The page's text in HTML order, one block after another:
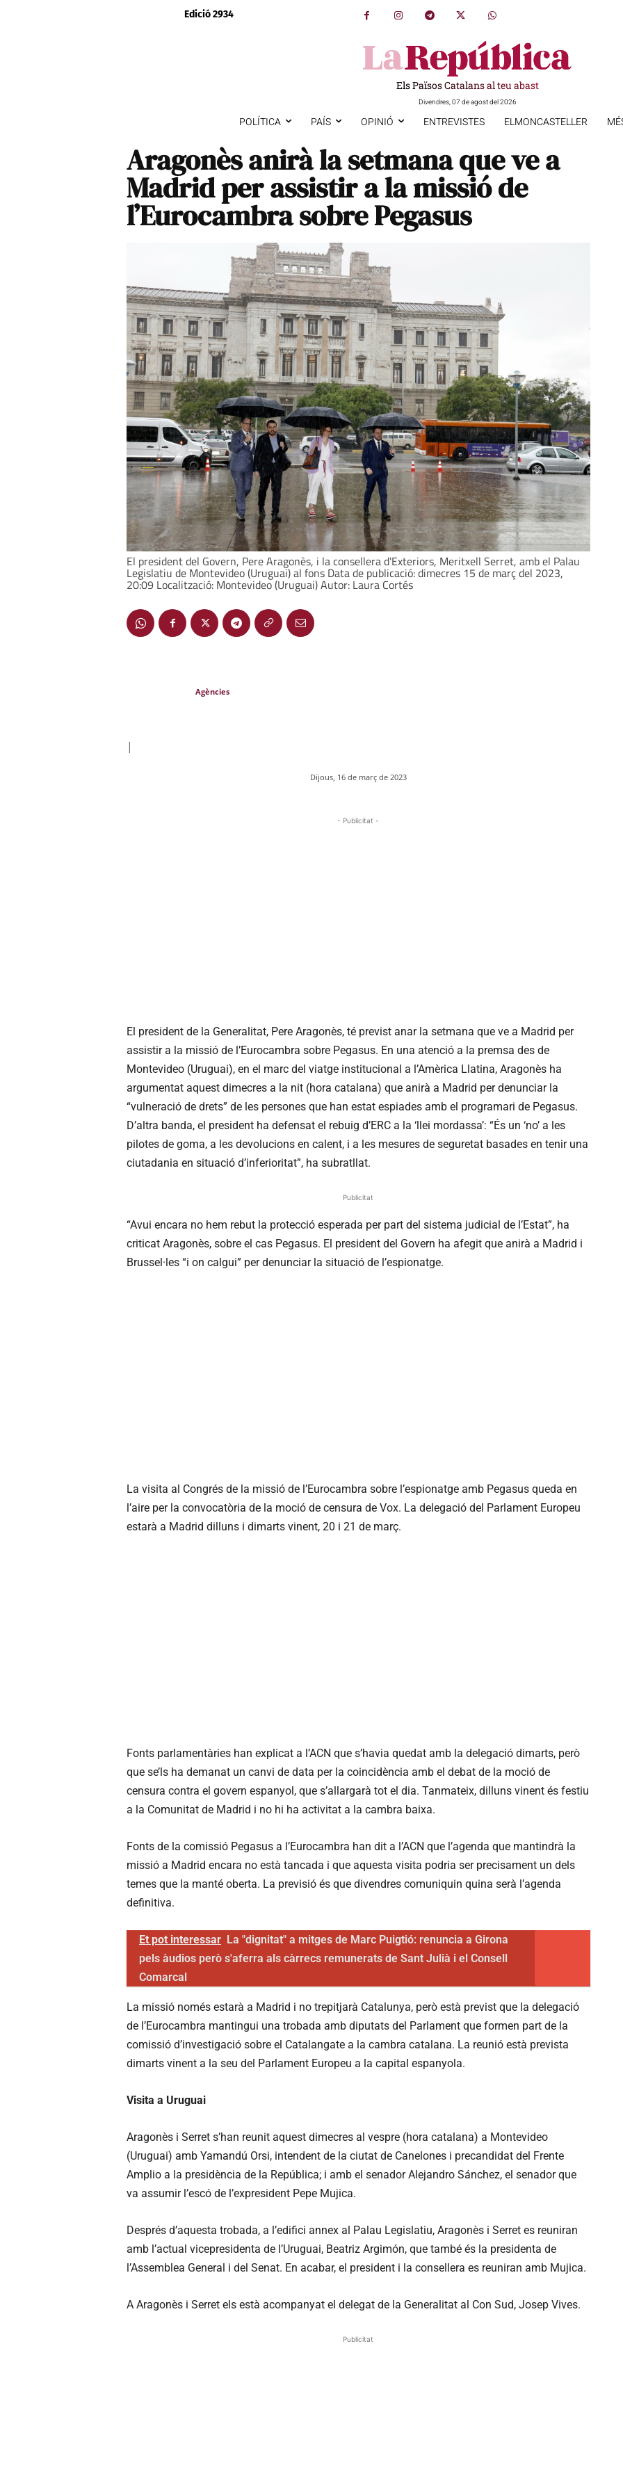
Edició 2934
Els Països Catalans al teu abast
Divendres, 07 de agost del 2026
POLÍTICA PAÍS OPINIÓ ENTREVISTES ELMONCASTELLER
Aragonès anirà la setmana que ve a
Madrid per assistir a la missió de
l’Eurocambra sobre Pegasus
El president del Govern, Pere Aragonès, i la consellera d'Exteriors, Meritxell Serret, amb el Palau
Legislatiu de Montevideo (Uruguai) al fons Data de publicació: dimecres 15 de març del 2023,
20:09 Localització: Montevideo (Uruguai) Autor: Laura Cortés
Agències
|
Dijous, 16 de març de 2023
- Publicitat -
El president de la Generalitat, Pere Aragonès, té previst anar la setmana que ve a Madrid per
assistir a la missió de l’Eurocambra sobre Pegasus. En una atenció a la premsa des de
Montevideo (Uruguai), en el marc del viatge institucional a l’Amèrica Llatina, Aragonès ha
argumentat aquest dimecres a la nit (hora catalana) que anirà a Madrid per denunciar la
“vulneració de drets” de les persones que han estat espiades amb el programari de Pegasus.
D’altra banda, el president ha defensat el rebuig d’ERC a la ‘llei mordassa’: “És un ‘no’ a les
pilotes de goma, a les devolucions en calent, i a les mesures de seguretat basades en tenir una
ciutadania en situació d’inferioritat”, ha subratllat.
Publicitat
“Avui encara no hem rebut la protecció esperada per part del sistema judicial de l’Estat”, ha
criticat Aragonès, sobre el cas Pegasus. El president del Govern ha afegit que anirà a Madrid i
Brussel·les “i on calgui” per denunciar la situació de l’espionatge.
La visita al Congrés de la missió de l’Eurocambra sobre l’espionatge amb Pegasus queda en
l’aire per la convocatòria de la moció de censura de Vox. La delegació del Parlament Europeu
estarà a Madrid dilluns i dimarts vinent, 20 i 21 de març.
Fonts parlamentàries han explicat a l’ACN que s’havia quedat amb la delegació dimarts, però
que se’ls ha demanat un canvi de data per la coincidència amb el debat de la moció de
censura contra el govern espanyol, que s’allargarà tot el dia. Tanmateix, dilluns vinent és festiu
a la Comunitat de Madrid i no hi ha activitat a la cambra baixa.
Fonts de la comissió Pegasus a l’Eurocambra han dit a l’ACN que l’agenda que mantindrà la
missió a Madrid encara no està tancada i que aquesta visita podria ser precisament un dels
temes que la manté oberta. La previsió és que divendres comuniquin quina serà l’agenda
definitiva.
Et pot interessar La "dignitat" a mitges de Marc Puigtió: renuncia a Girona
pels àudios però s'aferra als càrrecs remunerats de Sant Julià i el Consell
Comarcal
La missió només estarà a Madrid i no trepitjarà Catalunya, però està previst que la delegació
de l’Eurocambra mantingui una trobada amb diputats del Parlament que formen part de la
comissió d’investigació sobre el Catalangate a la cambra catalana. La reunió està prevista
dimarts vinent a la seu del Parlament Europeu a la capital espanyola.
Visita a Uruguai
Aragonès i Serret s’han reunit aquest dimecres al vespre (hora catalana) a Montevideo
(Uruguai) amb Yamandú Orsi, intendent de la ciutat de Canelones i precandidat del Frente
Amplio a la presidència de la República; i amb el senador Alejandro Sánchez, el senador que
va assumir l’escó de l’expresident Pepe Mujica.
Després d’aquesta trobada, a l’edifici annex al Palau Legislatiu, Aragonès i Serret es reuniran
amb l’actual vicepresidenta de l’Uruguai, Beatriz Argimón, que també és la presidenta de
l’Assemblea General i del Senat. En acabar, el president i la consellera es reuniran amb Mujica.
A Aragonès i Serret els està acompanyat el delegat de la Generalitat al Con Sud, Josep Vives.
Publicitat